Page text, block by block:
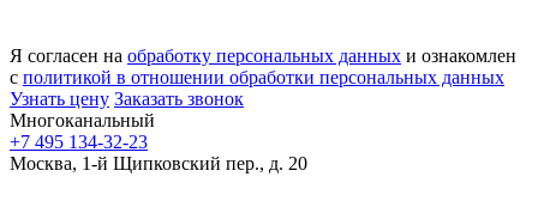
Я согласен на обработку персональных данных и ознакомлен
с политикой в отношении обработки персональных данных
Узнать цену Заказать звонок
Многоканальный
+7 495 134-32-23
Москва, 1-й Щипковский пер., д. 20